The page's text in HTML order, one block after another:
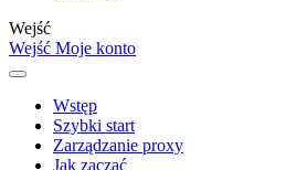
Wejść
Wejść Moje konto
Wstęp
Szybki start
Zarządzanie proxy
Jak zacząć